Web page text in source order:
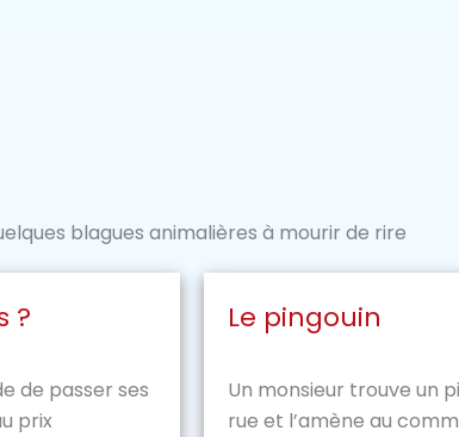
blagues animalières à mourir de rire
?
de passer ses
prix
Le pingouin
Un monsieur trouve un
rue et l’amène au